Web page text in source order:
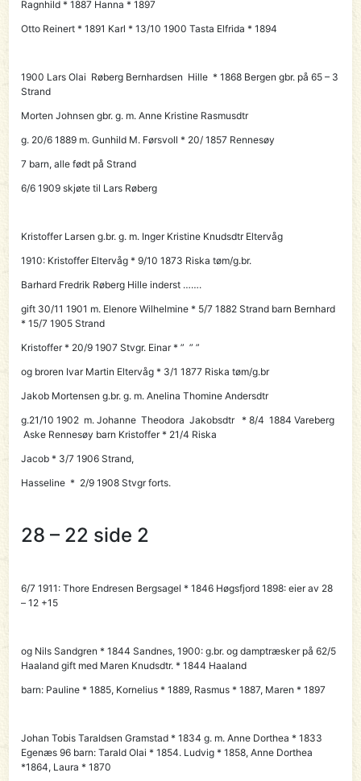
Ragnhild * 1887 Hanna * 1897
Otto Reinert * 1891 Karl * 13/10 1900 Tasta Elfrida * 1894
1900 Lars Olai Røberg Bernhardsen Hille * 1868 Bergen gbr. på 65 – 3
Strand
Morten Johnsen gbr. g. m. Anne Kristine Rasmusdtr
g. 20/6 1889 m. Gunhild M. Førsvoll * 20/ 1857 Rennesøy
7 barn, alle født på Strand
6/6 1909 skjøte til Lars Røberg
Kristoffer Larsen g.br. g. m. Inger Kristine Knudsdtr Eltervåg
1910: Kristoffer Eltervåg* 9/10 1873 Riska tøm/g.br.
Barhard Fredrik Røberg Hille inderst …….
gift 30/11 1901 m. Elenore Wilhelmine * 5/7 1882 Strand barn Bernhard
* 15/7 1905 Strand
Kristoffer * 20/9 1907 Stvgr. Einar * ” ” ”
og broren Ivar Martin Eltervåg* 3/1 1877 Riska tøm/g.br
Jakob Mortensen g.br. g. m. Anelina Thomine Andersdtr
g.21/10 1902 m. Johanne Theodora Jakobsdtr * 8/4 1884 Vareberg
Aske Rennesøy barn Kristoffer * 21/4 Riska
Jacob * 3/7 1906 Strand,
Hasseline * 2/9 1908 Stvgr forts.
28 – 22 side 2
6/7 1911:Thore Endresen Bergsagel* 1846 Høgsfjord 1898: eier av 28
– 12 +15
og Nils Sandgren* 1844 Sandnes, 1900: g.br. og damptræsker på 62/5
Haaland gift med Maren Knudsdtr. * 1844 Haaland
barn: Pauline * 1885, Kornelius * 1889, Rasmus * 1887, Maren * 1897
Johan Tobis Taraldsen Gramstad * 1834 g. m. Anne Dorthea * 1833
Egenæs 96 barn: Tarald Olai * 1854. Ludvig * 1858, Anne Dorthea
*1864, Laura * 1870